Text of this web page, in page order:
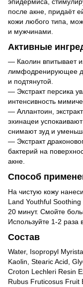
после акне, придаёт
кожи любого типа,
и мужчинами.
Активные
— Каолин впитывает
лимфодренирующее
и подтянутой.
— Экстракт персика
интенсивность
— Аллантоин,
эхинацеи
снимают зуд и
— Экстракт
бактерий на
акне.
Способ
На чистую кожу
Land Youthful Soothing
20 минут. Смойте
Используйте 1-2 раза
Состав
Water, Isopropyl
Kaolin, Stearic Acid,
Croton Lechleri Resin
Rubus Fruticosus Fruit